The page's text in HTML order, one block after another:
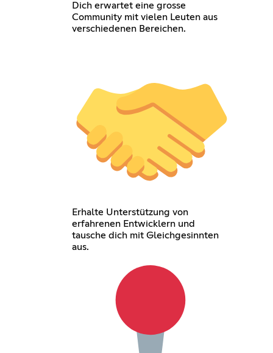
Dich erwartet eine grosse
Community mit vielen Leuten aus
verschiedenen Bereichen.
Erhalte Unterstützung von
erfahrenen Entwicklern und
tausche dich mit Gleichgesinnten
aus.